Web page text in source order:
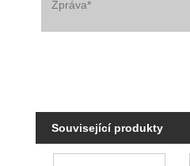
Související produkty